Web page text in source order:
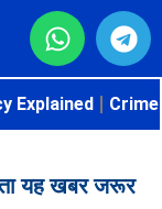
Explained
यह खबर जरूर